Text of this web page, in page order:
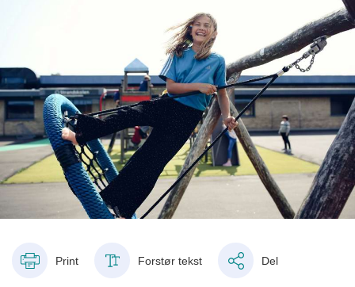
Print Forstør tekst Del